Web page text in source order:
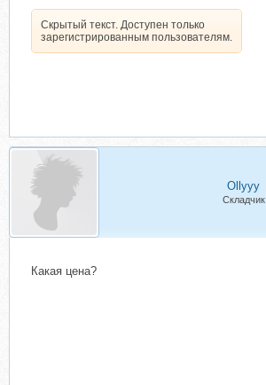
Скрытый текст. Доступен только
зарегистрированным пользователям.
Ollyyy
Складчик
Какая цена?